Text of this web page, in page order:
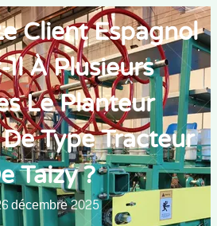
Client Espagnol
Il À Plusieurs
Le Planteur
Type Tracteur
Taizy ?
décembre 2025